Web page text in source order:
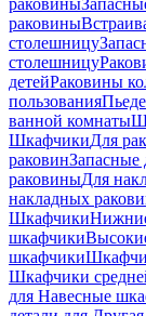
раковины
раковины
столешницу
столешницу
детейРаковины
пользования
ванной комнаты
ШкафчикиДля
раковинЗапасные
раковиныДля
накладных
Шкафчики
шкафчики
шкафчики
Шкафчики
для Навесные